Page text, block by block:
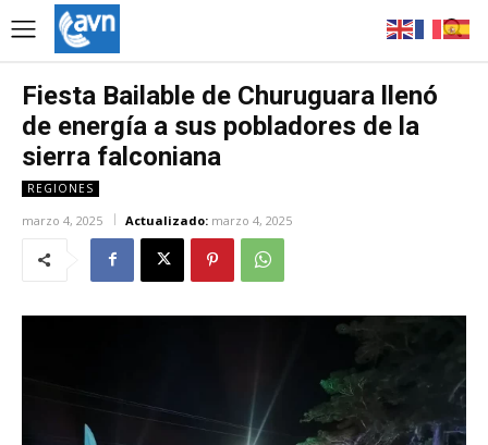
Fiesta Bailable de Churuguara llenó
de energía a sus pobladores de la
sierra falconiana
REGIONES
marzo 4, 2025 Actualizado: marzo 4, 2025